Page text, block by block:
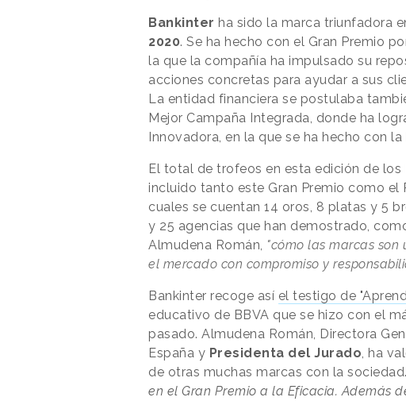
Bankinter ha sido la marca triunfadora
2020. Se ha hecho con el Gran Premio
la que la compañía ha impulsado su
acciones concretas para ayudar a sus
La entidad financiera se postulaba
Mejor Campaña Integrada, donde ha
Innovadora, en la que se ha hecho con la
El total de trofeos en esta edición de los
incluido tanto este Gran Premio como el
cuales se cuentan 14 oros, 8 platas y 5
y 25 agencias que han demostrado,
Almudena Román, "cómo las marcas
el mercado con compromiso y
Bankinter recoge así el testigo de
educativo de BBVA que se hizo con el
pasado. Almudena Román, Directora
España y Presidenta del Jurado ha
de otras muchas marcas con la
en el Gran Premio a la Eficacia. Además